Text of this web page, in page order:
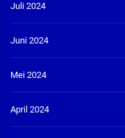
Juli 2024
Juni 2024
Mei 2024
April 2024